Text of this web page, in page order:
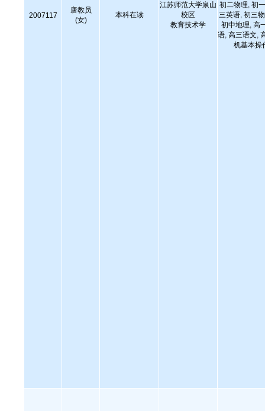
2007117
唐教员
(女)
本科在读
江苏师范大学泉山
校区
教育技术学
初二物理, 初
三英语, 初三
初中地理, 高
语, 高三语文,
机基本操